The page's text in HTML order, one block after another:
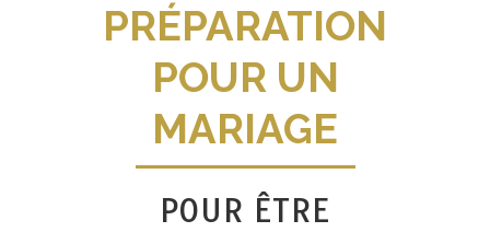
PRÉPARATION
POUR UN
MARIAGE
POUR ÊTRE